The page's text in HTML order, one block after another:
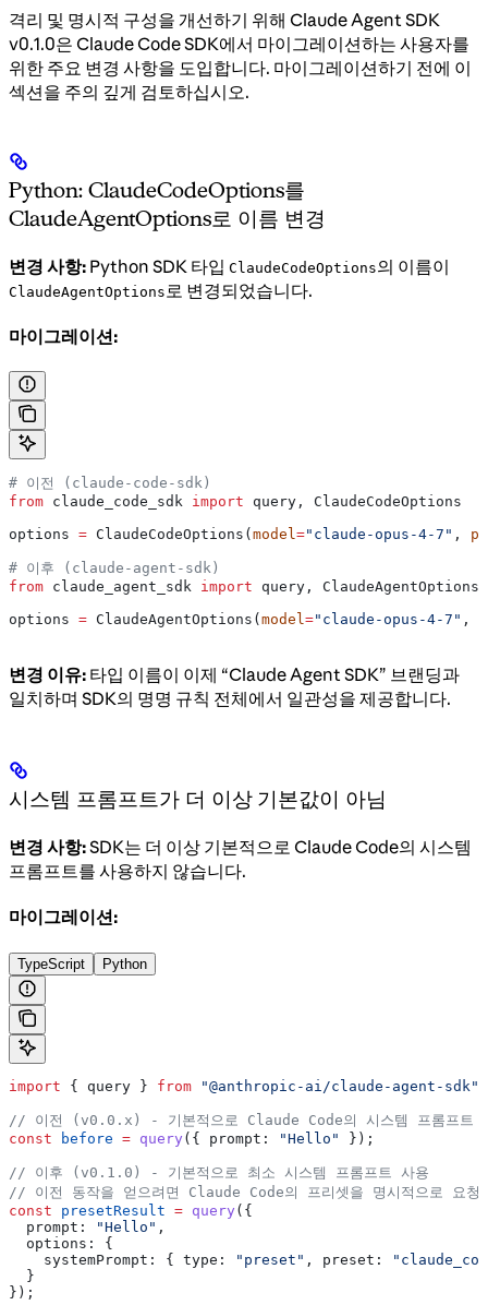
격리 및 명시적 구성을 개선하기 위해 Claude Agent SDK
v0.1.0은 Claude Code SDK에서 마이그레이션하는 사용자를
위한 주요 변경 사항을 도입합니다. 마이그레이션하기 전에 이
섹션을 주의 깊게 검토하십시오.
Python: ClaudeCodeOptions를
ClaudeAgentOptions로 이름 변경
변경 사항: Python SDK 타입 ClaudeCodeOptions의 이름이
ClaudeAgentOptions로 변경되었습니다.
마이그레이션:
# 이전 (claude-code-sdk)
from claude_code_sdk import query, ClaudeCodeOptions
options = ClaudeCodeOptions( model="claude-opus-4-7" ,
# 이후 (claude-agent-sdk)
from claude_agent_sdk import query, ClaudeAgentOptions
options = ClaudeAgentOptions( model="claude-opus-4-7" ,
변경 이유: 타입 이름이 이제 “Claude Agent SDK” 브랜딩과
일치하며 SDK의 명명 규칙 전체에서 일관성을 제공합니다.
시스템 프롬프트가 더 이상 기본값이 아님
변경 사항:SDK는 더 이상 기본적으로 Claude Code의 시스템
프롬프트를 사용하지 않습니다.
마이그레이션:
TypeScript Python
import { query } from "@anthropic-ai/claude-agent-sdk"
// 이전 (v0.0.x) - 기본적으로 Claude Code의 시스템 프롬프트
const before = query ({ prompt: "Hello" });
// 이후 (v0.1.0) - 기본적으로 최소 시스템 프롬프트 사용
// 이전 동작을 얻으려면 Claude Code의 프리셋을 명시적으로 요청
const presetResult = query ({
  prompt:
"Hello" ,
  options:
{
    systemPrompt:
{ type: "preset" , preset:
  }
});